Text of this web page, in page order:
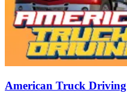
American Truck Driving